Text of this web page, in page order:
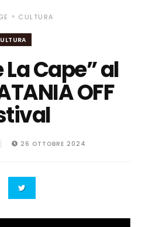
» CULTURA
Cape” al
OFF
26 OTTOBRE 2024